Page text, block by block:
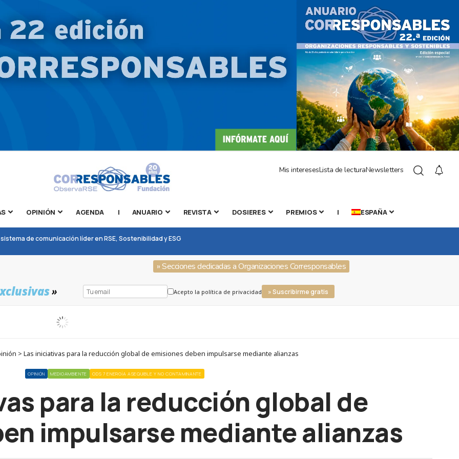
Mis interesesLista de lecturaNewsletters
OPINIÓN AGENDA | ANUARIO REVISTA DOSIERES PREMIOS | ESPAÑA
de comunicación líder en RSE, Sostenibilidad y ESG
» Secciones dedicadas a Organizaciones Corresponsables
» Acepto la política de privacidad » Suscribirme gratis
> Las iniciativas para la reducción global de emisiones deben impulsarse mediante alianzas
OPINIÓN MEDIOAMBIENTE ODS 7 ENERGÍA ASEQUIBLE Y NO CONTAMINANTE
para la reducción global de
impulsarse mediante alianzas